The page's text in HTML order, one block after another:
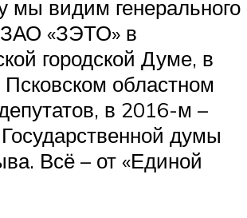
мы видим генерального
ЗАО «ЗЭТО» в
городской Думе, в
областном
в 2016-м –
думы
Всё – от «Единой